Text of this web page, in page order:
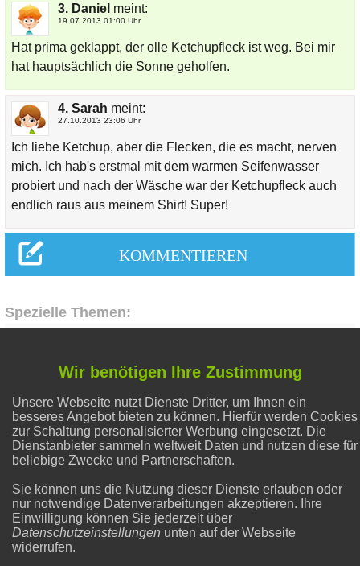
3. Daniel meint:
19.07.2013 01:00 Uhr
Hat prima geklappt, der olle Ketchupfleck ist weg. Bei mir
hat hauptsächlich die Sonne geholfen.
4. Sarah meint:
27.10.2013 23:06 Uhr
Ich liebe Ketchup, aber die Flecken, die es macht, nerven
mich. Ich hab's erstmal mit dem warmen Seifenwasser
probiert und nach der Wäsche war der Ketchupfleck auch
endlich raus aus meinem Shirt! Super!
Spezielle Themen:
Gesunder Schlaf
Alternative Heilmethoden
Liebe & Partnerschaft
Wir benötigen Ihre Zustimmung
Unsere Webseite nutzt Dienste Dritter, um Ihnen ein
besseres Angebot bieten zu können. Hierfür werden Cookies
zur Schaltung personalisierter Werbung eingesetzt. Die
Dienstanbieter sammeln weltweit Daten und nutzen diese für
beliebige Zwecke und Partnerschaften.
Sie können uns die Nutzung dieser Dienste erlauben oder
nur notwendige Datenverarbeitungen akzeptieren. Ihre
Einwilligung können Sie jederzeit über
Datenschutzeinstellungen unten auf der Webseite
widerrufen.